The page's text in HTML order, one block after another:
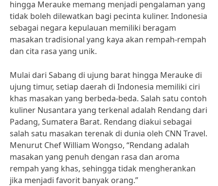
hingga Merauke memang menjadi pengalaman yang
tidak boleh dilewatkan bagi pecinta kuliner. Indonesia
sebagai negara kepulauan memiliki beragam
masakan tradisional yang kaya akan rempah-rempah
dan cita rasa yang unik.
Mulai dari Sabang di ujung barat hingga Merauke di
ujung timur, setiap daerah di Indonesia memiliki ciri
khas masakan yang berbeda-beda. Salah satu contoh
kuliner Nusantara yang terkenal adalah Rendang dari
Padang, Sumatera Barat. Rendang diakui sebagai
salah satu masakan terenak di dunia oleh CNN Travel.
Menurut Chef William Wongso, “Rendang adalah
masakan yang penuh dengan rasa dan aroma
rempah yang khas, sehingga tidak mengherankan
jika menjadi favorit banyak orang.”